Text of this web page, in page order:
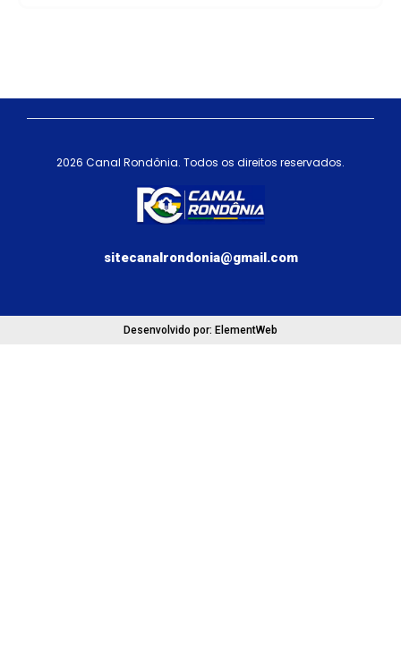
2026 Canal Rondônia. Todos os direitos reservados.
sitecanalrondonia@gmail.com
Desenvolvido por: ElementWeb